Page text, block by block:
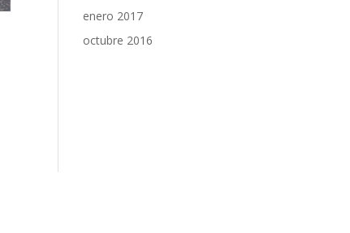
enero 2017
octubre 2016